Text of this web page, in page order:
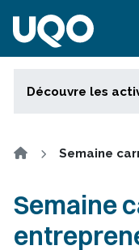
Découvre les
Accueil
Semaine